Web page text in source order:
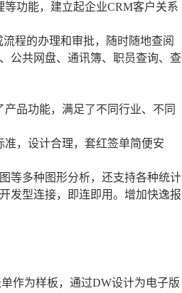
功能，建立起企业CRM客户关系
程的办理和审批，随时随地查阅
公共网盘、通讯簿、职员查询、查
品功能，满足了不同行业、不同
，设计合理，套红签单简便安
等多种图形分析，还支持各种统计
发型连接，即连即用。增加快逸报
作为样板，通过DW设计为电子版